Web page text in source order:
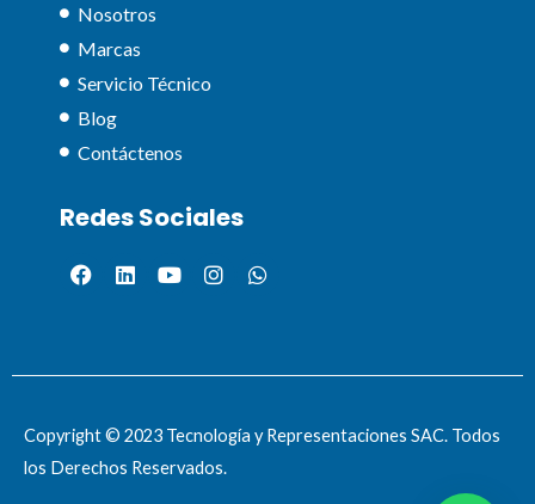
Nosotros
Marcas
Servicio Técnico
Blog
Contáctenos
Redes Sociales
Copyright © 2023 Tecnología y Representaciones SAC. Todos
los Derechos Reservados.